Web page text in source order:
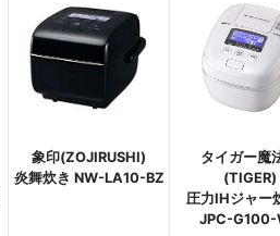
象印(ZOJIRUSHI)
炎舞炊き NW-LA10-BZ
タイガー魔
(TIGER)
圧力IHジャー
JPC-G100-